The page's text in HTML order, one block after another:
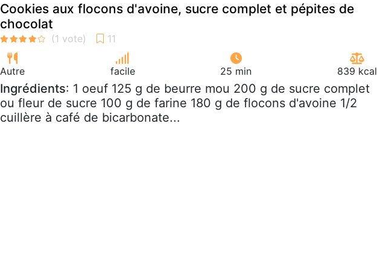
Cookies aux flocons d'avoine, sucre complet et pépites de
chocolat
Autre facile 25 min 839 kcal
Ingrédients: 1 oeuf 125 g de beurre mou 200 g de sucre complet
ou fleur de sucre 100 g de farine 180 g de flocons d'avoine 1/2
cuillère à café de bicarbonate...